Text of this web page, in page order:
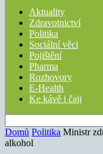
Aktuality
Zdravotnictví
Politika
Sociální věci
Pojištění
Pharma
Rozhovory
E-Health
Ke kávě i čaji
Domů Politika Ministr
alkohol